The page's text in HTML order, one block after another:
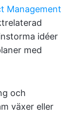
Management
idéer
med
och
växer eller